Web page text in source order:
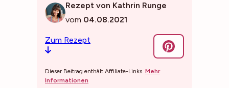
Rezept von Kathrin Runge
vom 04.08.2021
Zum Rezept
Dieser Beitrag enthält Affiliate-Links. Mehr
Informationen